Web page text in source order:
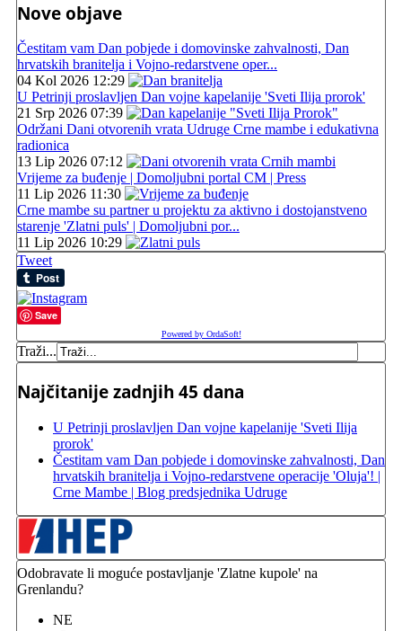
Nove objave
Čestitam vam Dan pobjede i domovinske zahvalnosti, Dan
hrvatskih branitelja i Vojno-redarstvene oper...
04 Kol 2026 12:29
U Petrinji proslavljen Dan vojne kapelanije 'Sveti Ilija prorok'
21 Srp 2026 07:39
Održani Dani otvorenih vrata Udruge Crne mambe i edukativna
radionica
13 Lip 2026 07:12
Vrijeme za buđenje | Domoljubni portal CM | Press
11 Lip 2026 11:30
Crne mambe su partner u projektu za aktivno i dostojanstveno
starenje 'Zlatni puls' | Domoljubni por...
11 Lip 2026 10:29
Tweet
Save
Powered by OrdaSoft!
Traži...
Najčitanije zadnjih 45 dana
U Petrinji proslavljen Dan vojne kapelanije 'Sveti Ilija
prorok'
Čestitam vam Dan pobjede i domovinske zahvalnosti, Dan
hrvatskih branitelja i Vojno-redarstvene operacije 'Oluja'! |
Crne Mambe | Blog predsjednika Udruge
Odobravate li moguće postavljanje 'Zlatne kupole' na
Grenlandu?
NE